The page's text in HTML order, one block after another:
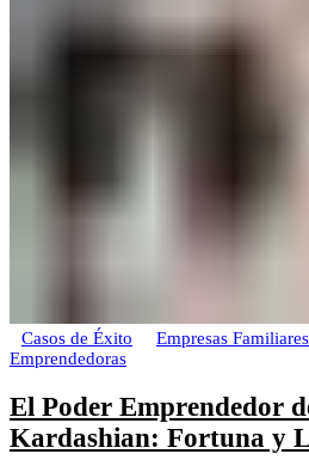
Casos de Éxito Empresas Familiares
Emprendedoras
El Poder Emprendedor
Kardashian: Fortuna y